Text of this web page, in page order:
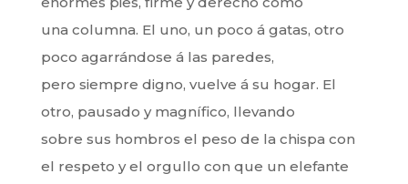
una columna. El uno, un poco á gatas, otro
poco agarrándose á las paredes,
pero siempre digno, vuelve á su hogar. El
otro, pausado y magnífico, llevando
sobre sus hombros el peso de la chispa con
el respeto y el orgullo con que un elefante